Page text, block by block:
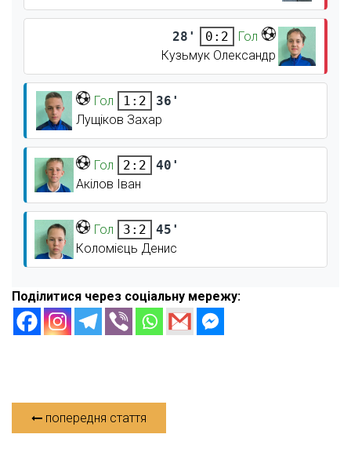
28' 0:2
Гол
Кузьмук Олександр
Гол 1:2
36'
Лущіков Захар
Гол 2:2
40'
Акілов Іван
Гол 3:2
45'
Коломієць Денис
Поділитися через соціальну мережу:
попередня стаття